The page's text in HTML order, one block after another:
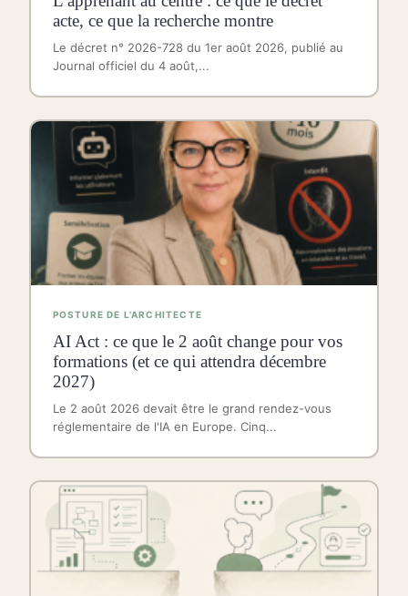
acte, ce que la recherche montre
Le décret n° 2026-728 du 1er août 2026, publié au
Journal officiel du 4 août,...
POSTURE DE L'ARCHITECTE
AI Act : ce que le 2 août change pour vos
formations (et ce qui attendra décembre
2027)
Le 2 août 2026 devait être le grand rendez-vous
réglementaire de l'IA en Europe. Cinq...